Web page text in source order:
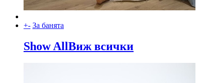
+- За банята
Show AllВиж всички